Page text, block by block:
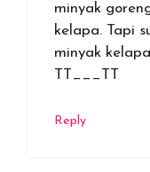
minyak
kelapa. Tapi
minyak
TT___TT
Reply